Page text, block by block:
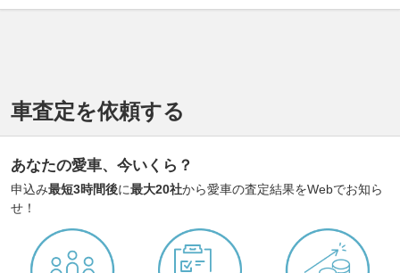
車査定を依頼する
あなたの愛車、今いくら？
申込み最短3時間後に最大20社から愛車の査定結果をWebでお知ら
せ！